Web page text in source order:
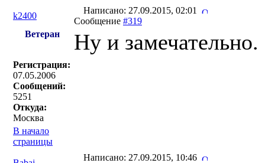
k2400
Написано: 27.09.2015, 02:01
Сообщение #319
Ветеран
Регистрация:
07.05.2006
Сообщений:
5251
Откуда:
Москва
Ну и замечательно.
В начало
страницы
Написано: 27.09.2015, 10:46